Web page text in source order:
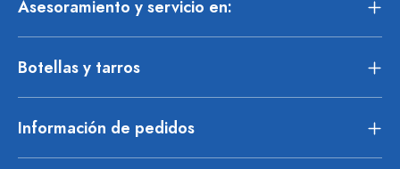
Asesoramiento y servicio en:
Botellas y tarros
Información de pedidos